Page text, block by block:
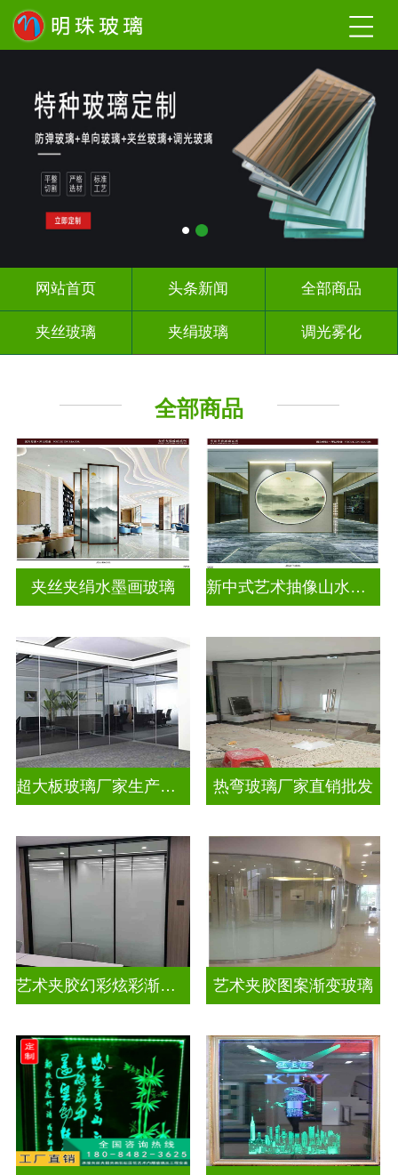
网站首页 头条新闻 全部商品
夹丝玻璃 夹绢玻璃 调光雾化
全部商品
夹丝夹绢水墨画玻璃 新中式艺术抽像山水画玻璃
超大板玻璃厂家生产安装 热弯玻璃厂家直销批发
艺术夹胶幻彩炫彩渐变玻璃 艺术夹胶图案渐变玻璃